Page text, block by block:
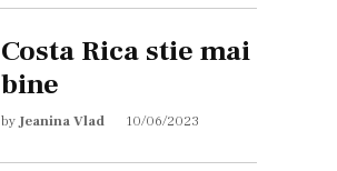
Costa Rica stie mai
bine
by Jeanina Vlad 10/06/2023